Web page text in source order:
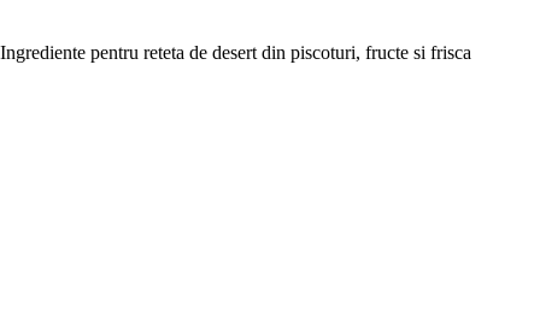
Ingrediente pentru reteta de desert din piscoturi, fructe si frisca